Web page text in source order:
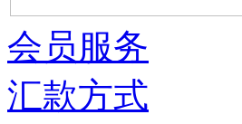
会员服务
汇款方式